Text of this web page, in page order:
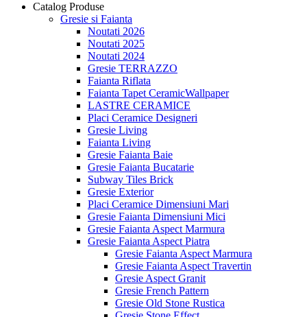
Catalog Produse
Gresie si Faianta
Noutati 2026
Noutati 2025
Noutati 2024
Gresie TERRAZZO
Faianta Riflata
Faianta Tapet CeramicWallpaper
LASTRE CERAMICE
Placi Ceramice Designeri
Gresie Living
Faianta Living
Gresie Faianta Baie
Gresie Faianta Bucatarie
Subway Tiles Brick
Gresie Exterior
Placi Ceramice Dimensiuni Mari
Gresie Faianta Dimensiuni Mici
Gresie Faianta Aspect Marmura
Gresie Faianta Aspect Piatra
Gresie Faianta Aspect Marmura
Gresie Faianta Aspect Travertin
Gresie Aspect Granit
Gresie French Pattern
Gresie Old Stone Rustica